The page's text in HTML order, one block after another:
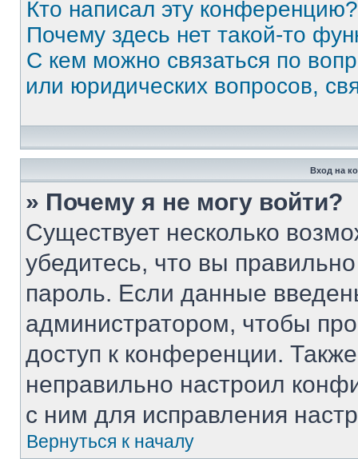
Кто написал эту конференцию?
Почему здесь нет такой-то
С кем можно связаться по
или юридических вопросов,
Вход на
» Почему я не могу войти?
Существует несколько
убедитесь, что вы
пароль. Если данные
администратором, чтобы
доступ к конференции.
неправильно настроил
с ним для исправления
Вернуться к началу